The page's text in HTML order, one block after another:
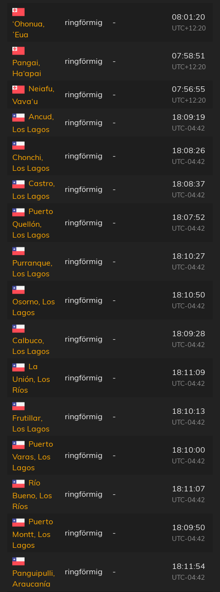
‘Ohonua,
ʻEua
ringförmig -
08:01:20
UTC+12:20
Pangai,
Ha‘apai
ringförmig -
07:58:51
UTC+12:20
Neiafu,
Vava‘u
ringförmig -
07:56:55
UTC+12:20
Ancud,
Los Lagos
ringförmig -
18:09:19
UTC-04:42
Chonchi,
Los Lagos
ringförmig -
18:08:26
UTC-04:42
Castro,
Los Lagos
ringförmig -
18:08:37
UTC-04:42
Puerto
Quellón,
Los Lagos
ringförmig -
18:07:52
UTC-04:42
Purranque,
Los Lagos
ringförmig -
18:10:27
UTC-04:42
Osorno, Los
Lagos
ringförmig -
18:10:50
UTC-04:42
Calbuco,
Los Lagos
ringförmig -
18:09:28
UTC-04:42
La
Unión, Los
Ríos
ringförmig -
18:11:09
UTC-04:42
Frutillar,
Los Lagos
ringförmig -
18:10:13
UTC-04:42
Puerto
Varas, Los
Lagos
ringförmig -
18:10:00
UTC-04:42
Río
Bueno, Los
Ríos
ringförmig -
18:11:07
UTC-04:42
Puerto
Montt, Los
Lagos
ringförmig -
18:09:50
UTC-04:42
Panguipulli,
Araucanía
ringförmig -
18:11:54
UTC-04:42